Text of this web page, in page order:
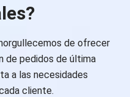
de ofrecer
de pedidos de última
a las necesidades
cliente.